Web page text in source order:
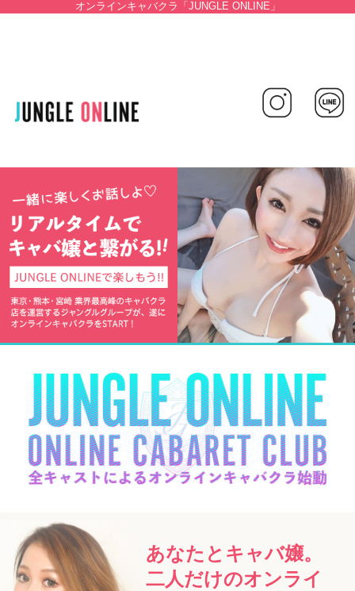
オンラインキャバクラ「JUNGLE ONLINE」
あなたとキャバ嬢。
二人だけのオンライ